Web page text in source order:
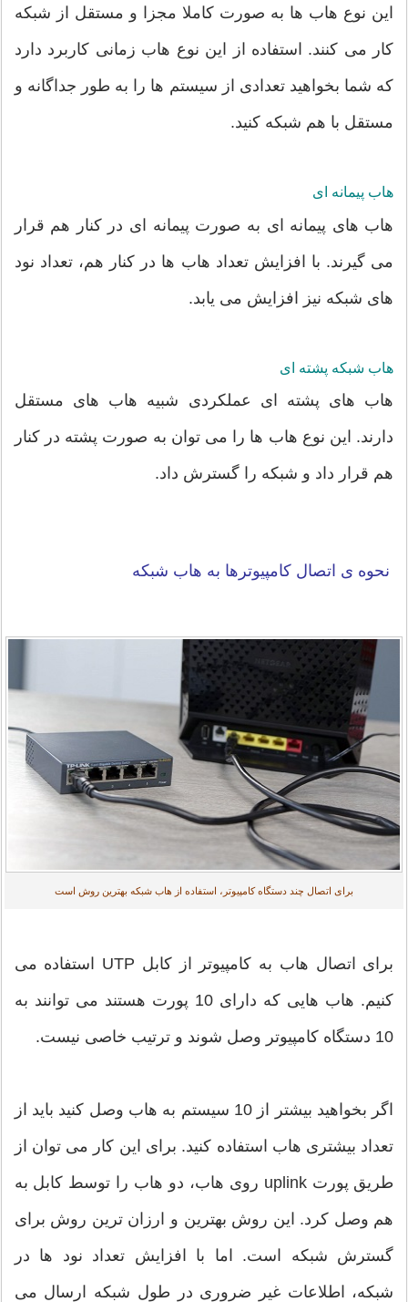
این نوع هاب ها به صورت کاملا مجزا و مستقل از شبکه
کار می کنند. استفاده از این نوع هاب زمانی کاربرد دارد
که شما بخواهید تعدادی از سیستم ها را به طور جداگانه و
مستقل با هم شبکه کنید.
هاب پیمانه ای
هاب های پیمانه ای به صورت پیمانه ای در کنار هم قرار
می گیرند. با افزایش تعداد هاب ها در کنار هم، تعداد نود
های شبکه نیز افزایش می یابد.
هاب شبکه پشته ای
هاب های پشته ای عملکردی شبیه هاب های مستقل
دارند. این نوع هاب ها را می توان به صورت پشته در کنار
هم قرار داد و شبکه را گسترش داد.
نحوه ی اتصال کامپیوترها به هاب شبکه
برای اتصال چند دستگاه کامپیوتر، استفاده از هاب شبکه بهترین روش است
برای اتصال هاب به کامپیوتر از کابل UTP استفاده می
کنیم. هاب هایی که دارای 10 پورت هستند می توانند به
10 دستگاه کامپیوتر وصل شوند و ترتیب خاصی نیست.
اگر بخواهید بیشتر از 10 سیستم به هاب وصل کنید باید از
تعداد بیشتری هاب استفاده کنید. برای این کار می توان از
طریق پورت uplink روی هاب، دو هاب را توسط کابل به
هم وصل کرد. این روش بهترین و ارزان ترین روش برای
گسترش شبکه است. اما با افزایش تعداد نود ها در
شبکه، اطلاعات غیر ضروری در طول شبکه ارسال می